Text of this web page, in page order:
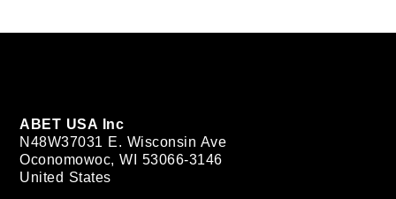
ABET USA Inc
N48W37031 E. Wisconsin Ave
Oconomowoc, WI 53066-3146
United States